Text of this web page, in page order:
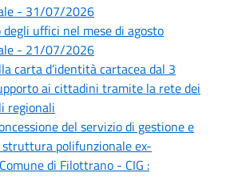
- 31/07/2026
uffici nel mese di agosto
- 21/07/2026
carta d’identità cartacea dal 3
ai cittadini tramite la rete dei
regionali
del servizio di gestione e
struttura polifunzionale ex-
di Filottrano - CIG :